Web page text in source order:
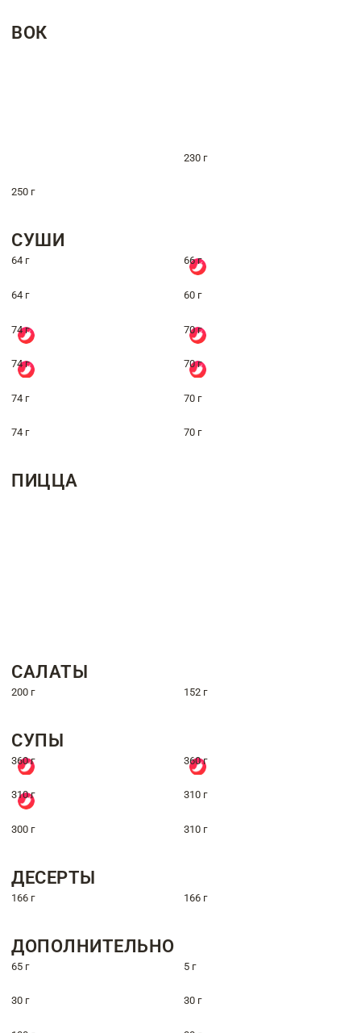
ВОК
230 г
250 г
СУШИ
64 г 66 г
64 г 60 г
74 г 70 г
74 г 70 г
74 г 70 г
74 г 70 г
ПИЦЦА
САЛАТЫ
200 г 152 г
СУПЫ
360 г 360 г
310 г 310 г
300 г 310 г
ДЕСЕРТЫ
166 г 166 г
ДОПОЛНИТЕЛЬНО
65 г 5 г
30 г 30 г